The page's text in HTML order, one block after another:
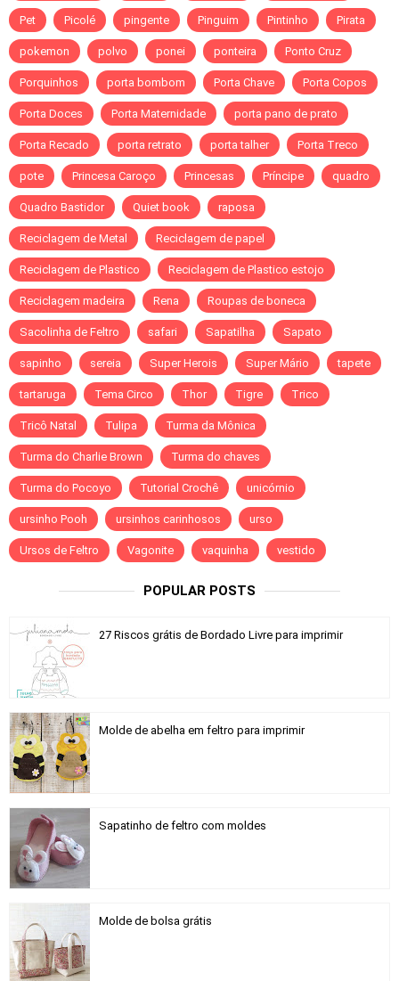
Pet Picolé pingente Pinguim Pintinho Pirata
pokemon polvo ponei ponteira Ponto Cruz
Porquinhos porta bombom Porta Chave Porta Copos
Porta Doces Porta Maternidade porta pano de prato
Porta Recado porta retrato porta talher Porta Treco
pote Princesa Caroço Princesas Príncipe quadro
Quadro Bastidor Quiet book raposa
Reciclagem de Metal Reciclagem de papel
Reciclagem de Plastico Reciclagem de Plastico estojo
Reciclagem madeira Rena Roupas de boneca
Sacolinha de Feltro safari Sapatilha Sapato
sapinho sereia Super Herois Super Mário tapete
tartaruga Tema Circo Thor Tigre Trico
Tricô Natal Tulipa Turma da Mônica
Turma do Charlie Brown Turma do chaves
Turma do Pocoyo Tutorial Crochê unicórnio
ursinho Pooh ursinhos carinhosos urso
Ursos de Feltro Vagonite vaquinha vestido
POPULAR POSTS
27 Riscos grátis de Bordado Livre para imprimir
Molde de abelha em feltro para imprimir
Sapatinho de feltro com moldes
Molde de bolsa grátis